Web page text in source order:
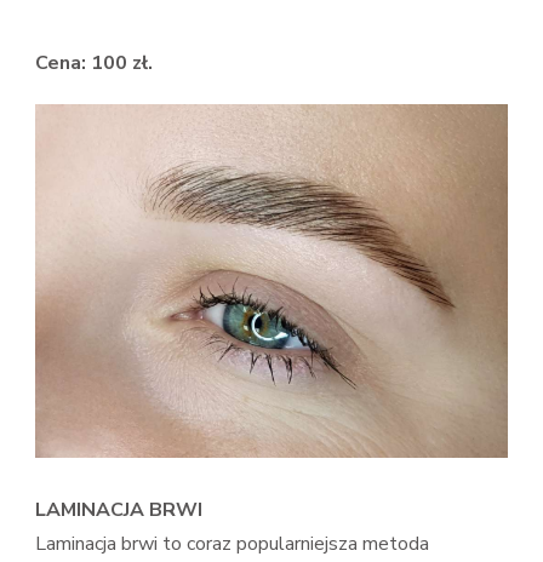
Cena: 100 zł.
LAMINACJA BRWI
Laminacja brwi to coraz popularniejsza metoda